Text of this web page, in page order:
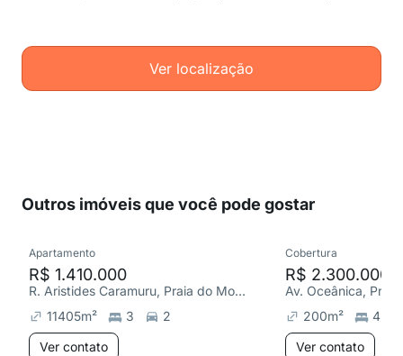
Ver localização
Outros imóveis que você pode gostar
Apartamento
R$ 1.410.000
R. Aristides Caramuru, Praia do Morro
11405m² 3
2
Ver contato
Cobertura
R$ 2.300.000
Av. Oceânica,
200m²
4
Ver contato